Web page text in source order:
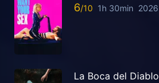
6 1h 30min 2026
La Boca del Diablo